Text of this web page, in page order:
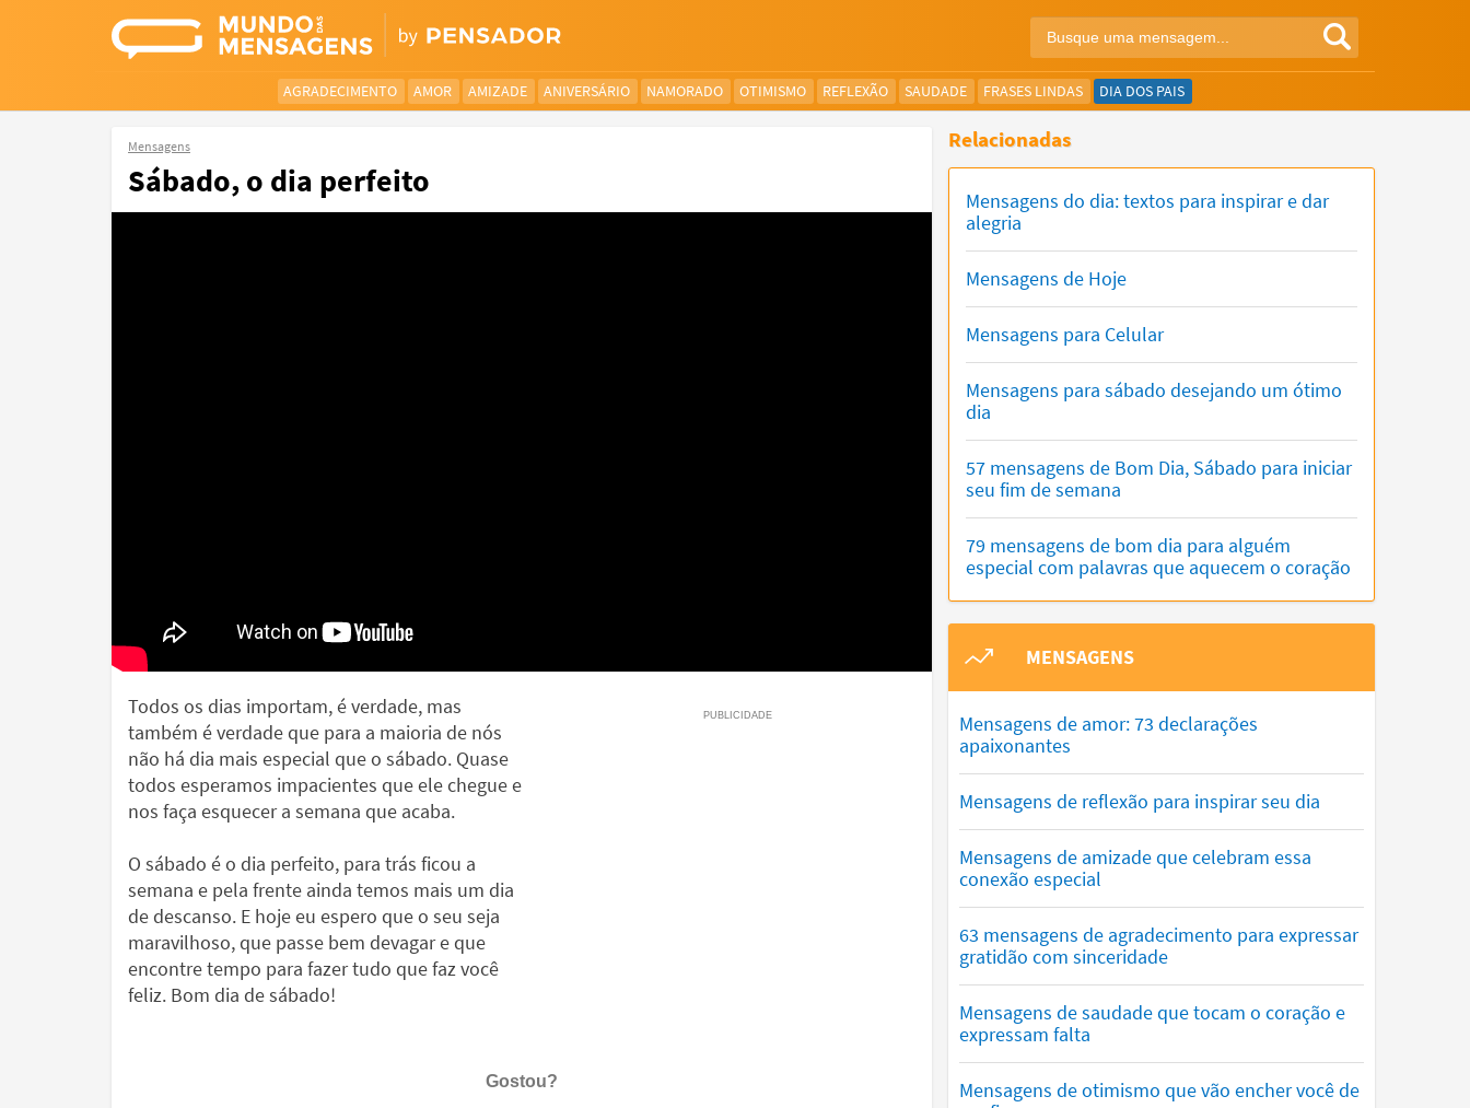
AGRADECIMENTO AMOR AMIZADE ANIVERSÁRIO NAMORADO OTIMISMO REFLEXÃO SAUDADE FRASES LINDAS DIA DOS PAIS
Mensagens
Sábado, o dia perfeito
Todos os dias importam, é verdade, mas
também é verdade que para a maioria de nós
não há dia mais especial que o sábado. Quase
todos esperamos impacientes que ele chegue e
nos faça esquecer a semana que acaba.
O sábado é o dia perfeito, para trás ficou a
semana e pela frente ainda temos mais um dia
de descanso. E hoje eu espero que o seu seja
maravilhoso, que passe bem devagar e que
encontre tempo para fazer tudo que faz você
feliz. Bom dia de sábado!
Gostou?
Relacionadas
Mensagens do dia: textos para inspirar e dar
alegria
Mensagens de Hoje
Mensagens para Celular
Mensagens para sábado desejando um ótimo
dia
57 mensagens de Bom Dia, Sábado para iniciar
seu fim de semana
79 mensagens de bom dia para alguém
especial com palavras que aquecem o coração
MENSAGENS
Mensagens de amor: 73 declarações
apaixonantes
Mensagens de reflexão para inspirar seu dia
Mensagens de amizade que celebram essa
conexão especial
63 mensagens de agradecimento para expressar
gratidão com sinceridade
Mensagens de saudade que tocam o coração e
expressam falta
Mensagens de otimismo que vão encher você de